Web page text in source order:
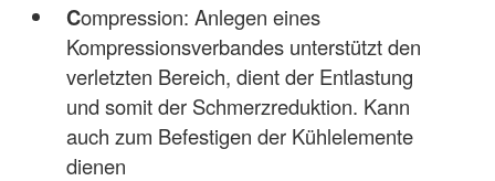
Compression: Anlegen eines
Kompressionsverbandes unterstützt den
verletzten Bereich, dient der Entlastung
und somit der Schmerzreduktion. Kann
auch zum Befestigen der Kühlelemente
dienen